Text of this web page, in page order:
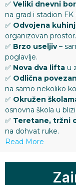
✅ Veliki dnevni
na grad i stadion FK
✅ Odvojena
organizovan prostor.
✅ Brzo useljiv–
poglavlje.
✅ Nova dva lifta u
✅ Odlična
na samo nekoliko
✅ Okružen
osnovna škola u
✅ Teretane, tržni
na dohvat ruke.
Read More